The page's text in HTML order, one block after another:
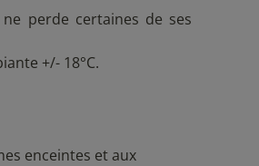
perde certaines de ses
+/- 18°C.
enceintes et aux